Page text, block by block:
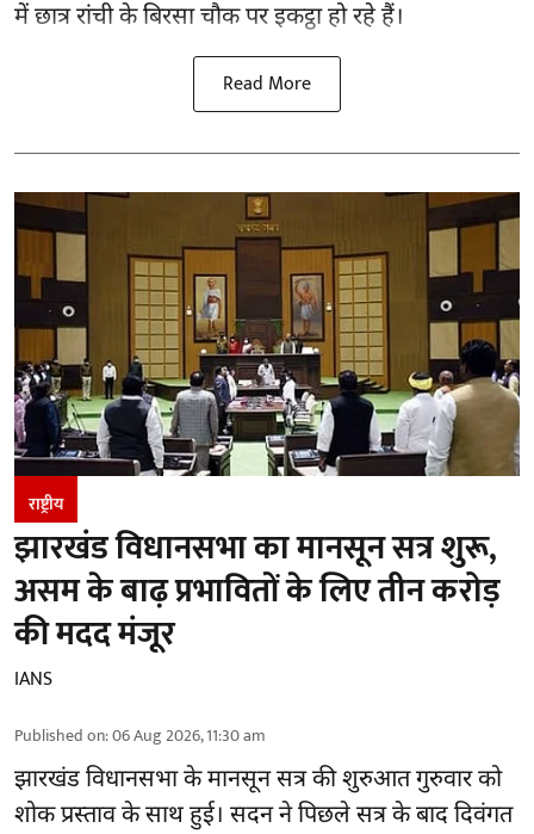
में छात्र रांची के बिरसा चौक पर इकट्ठा हो रहे हैं।
Read More
राष्ट्रीय
झारखंड विधानसभा का मानसून सत्र शुरू,
असम के बाढ़ प्रभावितों के लिए तीन करोड़
की मदद मंजूर
IANS
Published on:06 Aug 2026, 11:30 am
झारखंडविधानसभा के मानसून सत्र की शुरुआत गुरुवार को
शोक प्रस्ताव के साथ हुई। सदन ने पिछले सत्र के बाद दिवंगत